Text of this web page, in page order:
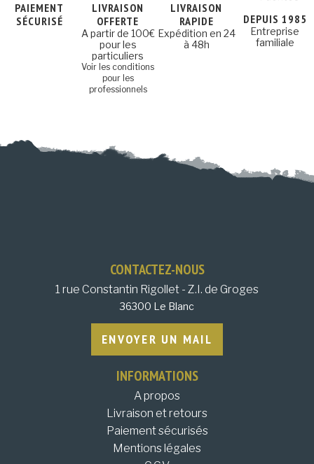
PAIEMENT
SÉCURISÉ
LIVRAISON
OFFERTE
A partir de 100€
pour les
particuliers
Voir les conditions
pour les
professionnels
LIVRAISON
RAPIDE
Expédition en 24
à 48h
DEPUIS 1985
Entreprise
familiale
CONTACTEZ-NOUS
1 rue Constantin Rigollet - Z.I. de Groges
36300 Le Blanc
ENVOYER UN MAIL
INFORMATIONS
A propos
Livraison et retours
Paiement sécurisés
Mentions légales